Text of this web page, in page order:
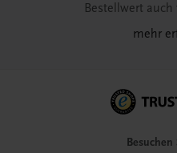
Bestellwert
mehr
Besuchen